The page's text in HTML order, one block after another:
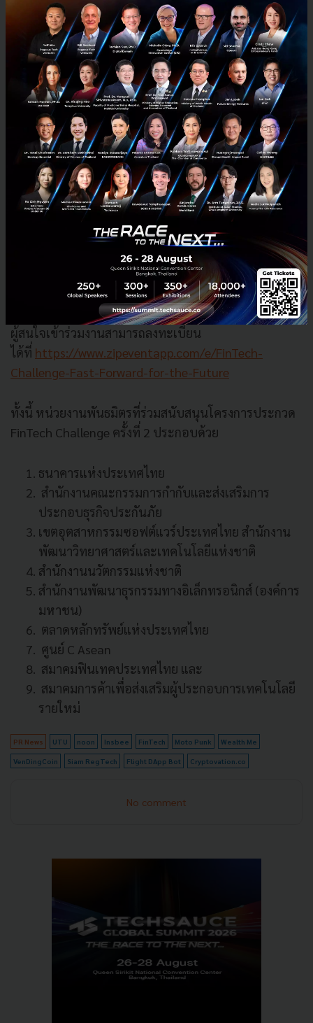
ทุกทีมจะต้องนำเสนอผลงานบนเวทีต่อหน้าคณะกรรมการ
พร้อมมีการจัดแสดงนิทรรศการด้าน FinTech ต่อผู้สนใจ
ทั่วไป ณ โรงละครเคแบงก์สยามพิฆเนศ สยามสแควร์ วัน
ชั้น 7 ในวันที่ 27 กันยายน 2560นี้ เพื่อชิงรางวัลทุน
สนับสนุน 3 ทุน ได้แก่
ทุนนวัตกรรมประเภท Rising Star FinTech จำนวน
100,000 บาท สำหรับทีมที่สามารถเสนอ business
model ที่น่าสนใจ สามารถทำได้จริง
ทุนนวัตกรรมประเภท Innovative FinTech จำนวน
100,000 บาท สำหรับทีมที่สามารถเสนอ นวัตกรรม
หรือความคิดสร้างสรรค์ ที่เป็นประโยชน์กับผู้ใช้
ทุนนวัตกรรมประเภท Popular Vote จำนวน 50,000
บาท สำหรับทีมที่ได้รับความสนใจมากที่สุด
ผู้สนใจเข้าร่วมงานสามารถลงทะเบียน
ได้ที่ https://www.zipeventapp.com/e/FinTech-
Challenge-Fast-Forward-for-the-Future
ทั้งนี้ หน่วยงานพันธมิตรที่ร่วมสนับสนุนโครงการประกวด
FinTech Challenge ครั้งที่ 2 ประกอบด้วย
ธนาคารแห่งประเทศไทย
สำนักงานคณะกรรมการกำกับและส่งเสริมการ
ประกอบธุรกิจประกันภัย
เขตอุตสาหกรรมซอฟต์แวร์ประเทศไทย สำนักงาน
พัฒนาวิทยาศาสตร์และเทคโนโลยีแห่งชาติ
สำนักงานนวัตกรรมแห่งชาติ
สำนักงานพัฒนาธุรกรรมทางอิเล็กทรอนิกส์ (องค์การ
มหาชน)
ตลาดหลักทรัพย์แห่งประเทศไทย
ศูนย์ C Asean
สมาคมฟินเทคประเทศไทย และ
สมาคมการค้าเพื่อส่งเสริมผู้ประกอบการเทคโนโลยี
รายใหม่
PR News UTU noon Insbee FinTech Moto Punk Wealth Me
VenDingCoin Siam RegTech Flight DApp Bot Cryptovation.co
No comment